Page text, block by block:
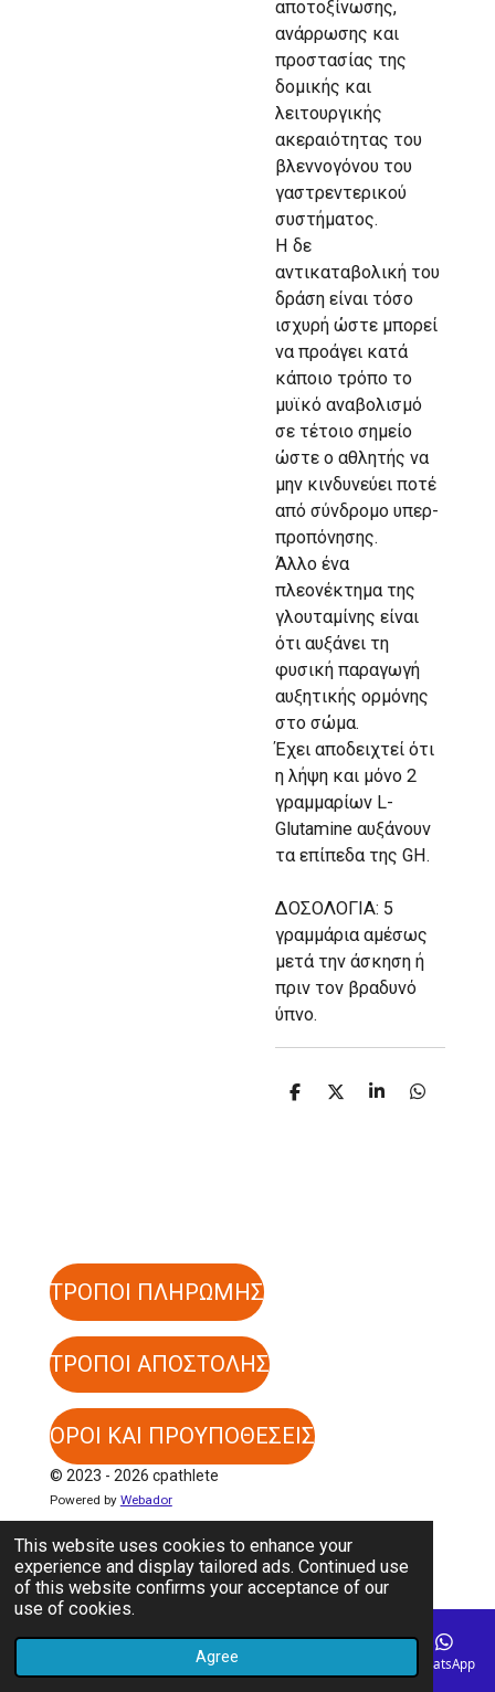
This website uses cookies to enhance your
experience and display tailored ads. Continued use
of this website confirms your acceptance of our
use of cookies.
Agree
αποτοξίνωσης,
ανάρρωσης και
προστασίας της
δομικής και
λειτουργικής
ακεραιότητας του
βλεννογόνου του
γαστρεντερικού
συστήματος.
Η δε
αντικαταβολική του
δράση είναι τόσο
ισχυρή ώστε μπορεί
να προάγει κατά
κάποιο τρόπο το
μυϊκό αναβολισμό
σε τέτοιο σημείο
ώστε ο αθλητής να
μην κινδυνεύει ποτέ
από σύνδρομο υπερ-
προπόνησης.
Άλλο ένα
πλεονέκτημα της
γλουταμίνης είναι
ότι αυξάνει τη
φυσική παραγωγή
αυξητικής ορμόνης
στο σώμα.
Έχει αποδειχτεί ότι
η λήψη και μόνο 2
γραμμαρίων L-
Glutamine αυξάνουν
τα επίπεδα της GH.
ΔΟΣΟΛΟΓΙΑ: 5
γραμμάρια αμέσως
μετά την άσκηση ή
πριν τον βραδυνό
ύπνο.
S
S
S
S
ΤΡΟΠΟΙ ΠΛΗΡΩΜΗΣ
ΤΡΟΠΟΙ ΑΠΟΣΤΟΛΗΣ
ΟΡΟΙ ΚΑΙ ΠΡΟΥΠΟΘΕΣΕΙΣ
© 2023 - 2026 cpathlete
Powered by Webador
Map WhatsApp